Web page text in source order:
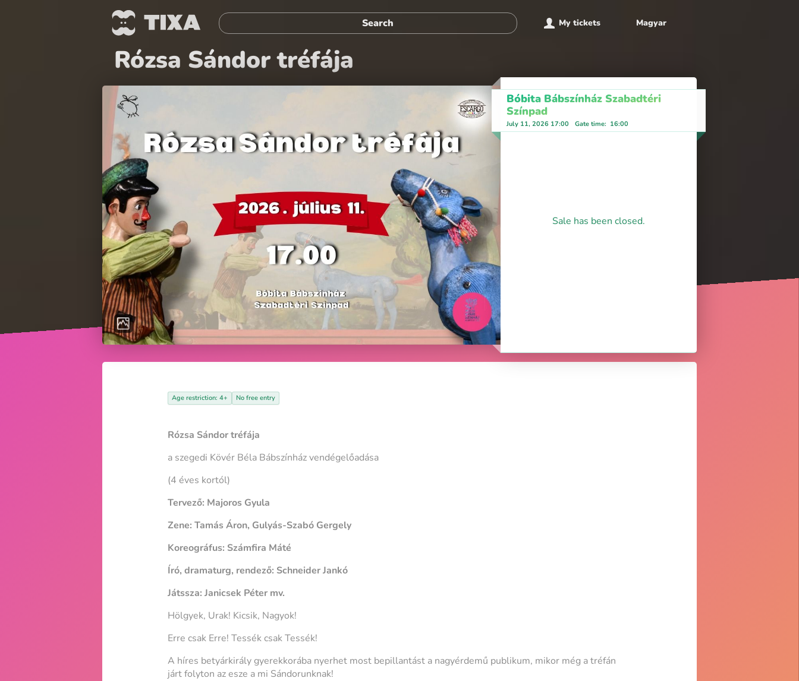
My tickets Magyar
Rózsa Sándor tréfája
Bóbita Bábszínház Szabadtéri
Színpad
July 11, 2026 17:00 Gate time: 16:00
Sale has been closed.
Age restriction: 4+ No free entry
Rózsa Sándor tréfája
a szegedi Kövér Béla Bábszínház vendégelőadása
(4 éves kortól)
Tervező: Majoros Gyula
Zene: Tamás Áron, Gulyás-Szabó Gergely
Koreográfus: Számfira Máté
Író, dramaturg, rendező: Schneider Jankó
Játssza: Janicsek Péter mv.
Hölgyek, Urak! Kicsik, Nagyok!
Erre csak Erre! Tessék csak Tessék!
A híres betyárkirály gyerekkorába nyerhet most bepillantást a nagyérdemű publikum, mikor még a tréfán
járt folyton az esze a mi Sándorunknak!